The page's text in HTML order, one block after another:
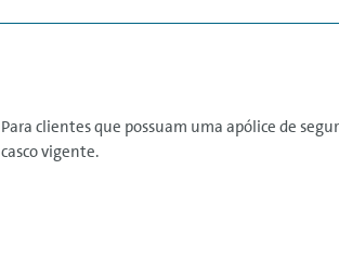
Para clientes que possuam uma apólice de
casco vigente.